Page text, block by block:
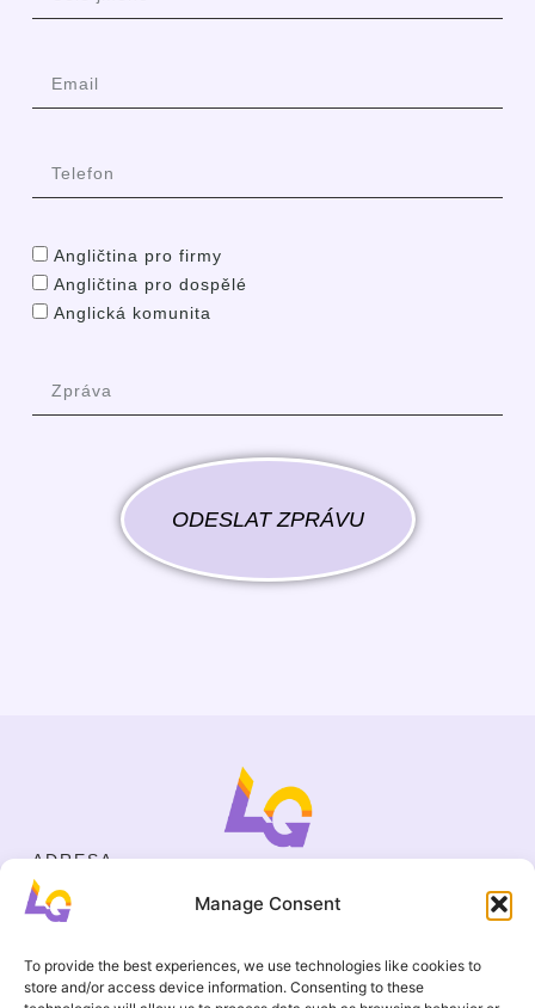
Manage Consent
To provide the best experiences, we use technologies like cookies to
store and/or access device information. Consenting to these
Angličtina pro firmy
Angličtina pro dospělé
Anglická komunita
ODESLAT ZPRÁVU
ADRESA
Halasovo náměstí 4, Brno
19695136
KONTAKT
+420 737 964 783